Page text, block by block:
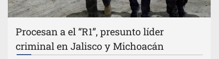
Procesan a el “R1”, presunto líder
criminal en Jalisco y Michoacán